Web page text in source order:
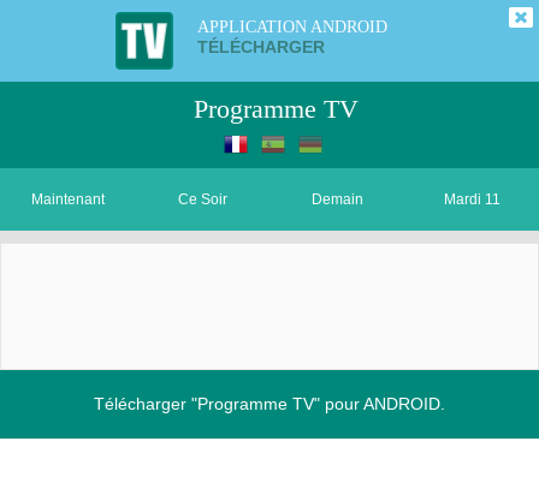
APPLICATION ANDROID
TÉLÉCHARGER
Programme TV
Maintenant Ce Soir Demain Mardi 11
Télécharger "Programme TV" pour ANDROID.